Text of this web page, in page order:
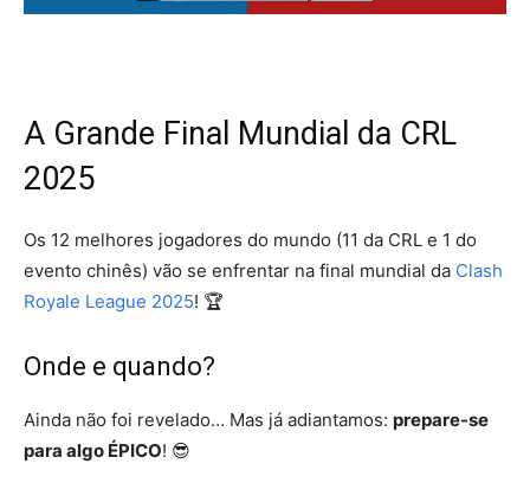
A Grande Final Mundial da CRL
2025
Os 12 melhores jogadores do mundo (11 da CRL e 1 do
evento chinês) vão se enfrentar na final mundial da Clash
Royale League 2025! 🏆
Onde e quando?
Ainda não foi revelado… Mas já adiantamos: prepare-se
para algo ÉPICO! 😎